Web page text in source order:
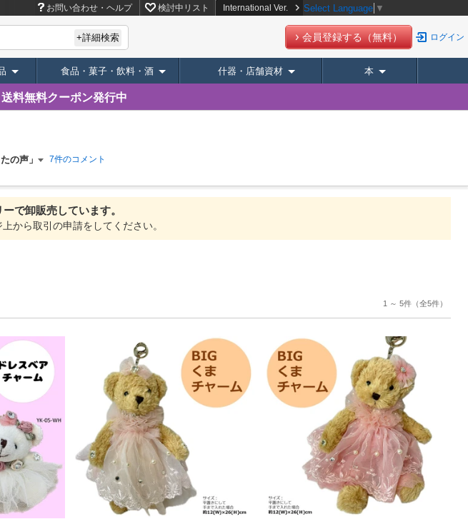
お問い合わせ・ヘルプ 検討中リスト International Ver. Select Language ▼
+詳細検索 会員登録する（無料） ログイン
食品・菓子・飲料・酒 什器・店舗資材 本
送料無料クーポン発行中
の声」 7件のコメント
ーで卸販売しています。
から取引の申請をしてください。
1 ～ 5件 （全5件）